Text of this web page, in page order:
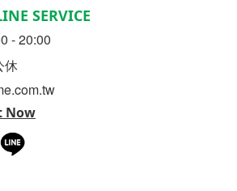
SERVICE
- 20:00
休
Now